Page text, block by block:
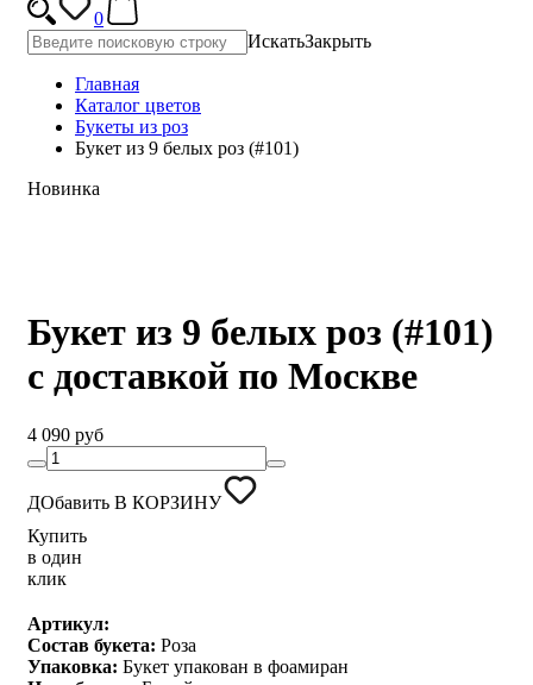
0
ИскатьЗакрыть
Главная
Каталог цветов
Букеты из роз
Букет из 9 белых роз (#101)
Новинка
Букет из 9 белых роз (#101)
с доставкой по Москве
4 090 руб
ДОбавить В КОРЗИНУ
Купить
в один
клик
Артикул:
Состав букета: Роза
Упаковка: Букет упакован в фоамиран